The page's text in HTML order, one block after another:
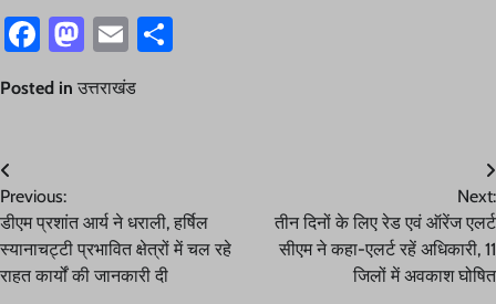
Facebook
Mastodon
Email
Posted in उत्तराखंड
Post
navigation
Previous:
डीएम प्रशांत आर्य ने धराली, हर्षिल
स्यानाचट्टी प्रभावित क्षेत्रों में चल रहे
राहत कार्यों की जानकारी दी
Next:
तीन दिनों के लिए रेड एवं ऑरेंज एलर्ट
सीएम ने कहा-एलर्ट रहें अधिकारी, 11
जिलों में अवकाश घोषित